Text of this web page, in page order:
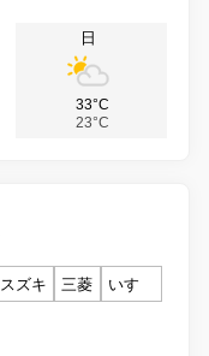
日
33°C
23°C
スズキ 三菱
いすゞ